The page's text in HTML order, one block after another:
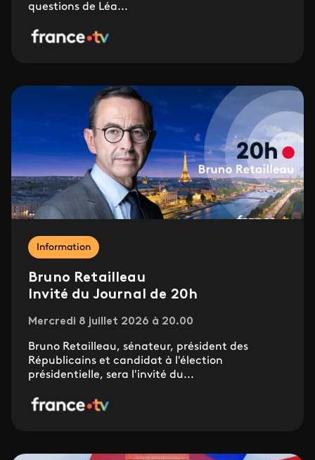
questions de Léa...
Information
Bruno Retailleau
Invité du Journal de 20h
Mercredi 8 juillet 2026 à 20.00
Bruno Retailleau, sénateur, président des
Républicains et candidat à l'élection
présidentielle, sera l'invité du...